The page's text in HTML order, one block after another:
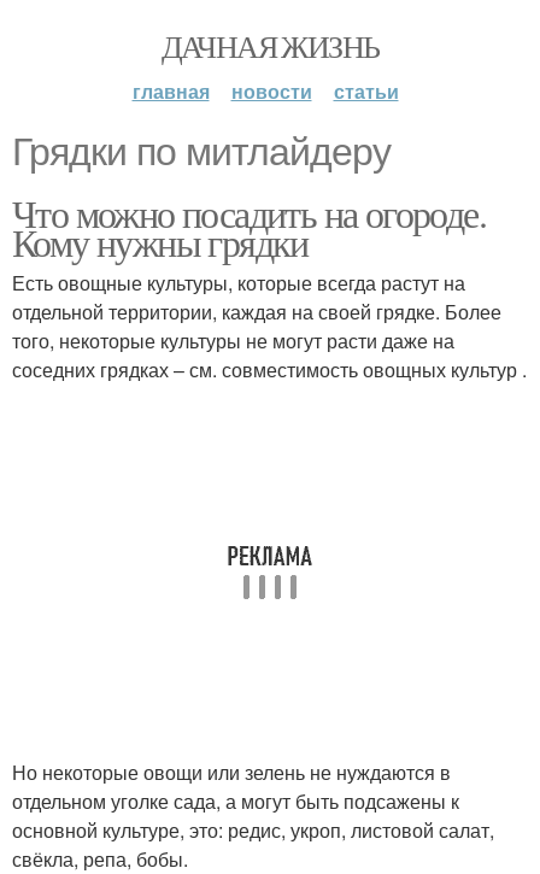
ДАЧНАЯ ЖИЗНЬ
главная новости статьи
Грядки по митлайдеру
Что можно посадить на огороде.
Кому нужны грядки
Есть овощные культуры, которые всегда растут на
отдельной территории, каждая на своей грядке. Более
того, некоторые культуры не могут расти даже на
соседних грядках – см. совместимость овощных культур .
Но некоторые овощи или зелень не нуждаются в
отдельном уголке сада, а могут быть подсажены к
основной культуре, это: редис, укроп, листовой салат,
свёкла, репа, бобы.